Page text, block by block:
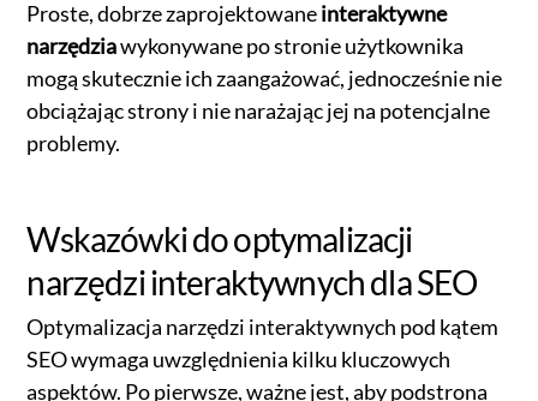
Proste, dobrze zaprojektowaneinteraktywne
narzędziawykonywane po stronie użytkownika
mogą skutecznie ich zaangażować, jednocześnie nie
obciążając strony i nie narażając jej na potencjalne
problemy.
Wskazówki do optymalizacji
narzędzi interaktywnych dla SEO
Optymalizacja narzędzi interaktywnych pod kątem
SEO wymaga uwzględnienia kilku kluczowych
aspektów. Po pierwsze, ważne jest, aby podstrona